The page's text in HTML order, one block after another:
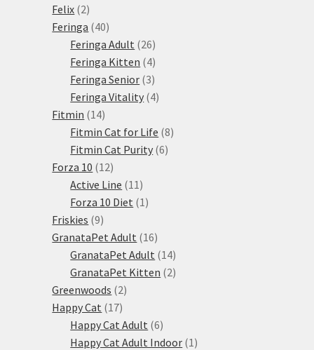
Felix 22
produkty
Feringa 4040
produktů
Feringa Adult 2626
produktů
Feringa Kitten 44
produkty
Feringa Senior 33
produkty
Feringa Vitality 44
Fitmin 1414
produktů
Fitmin Cat for Life 88
Fitmin Cat Purity 66
Forza 10 1212
produktů
Active Line 11 11
produktů
Forza 10 Diet 1 1
Friskies 99
produktů
GranataPet Adult 1616
produktů
GranataPet Adult 1414
produktů
GranataPet Kitten 22
Greenwoods 22
Happy Cat 1717
produktů
Happy Cat Adult 66
produktů
Happy Cat Adult Indoor 1 1